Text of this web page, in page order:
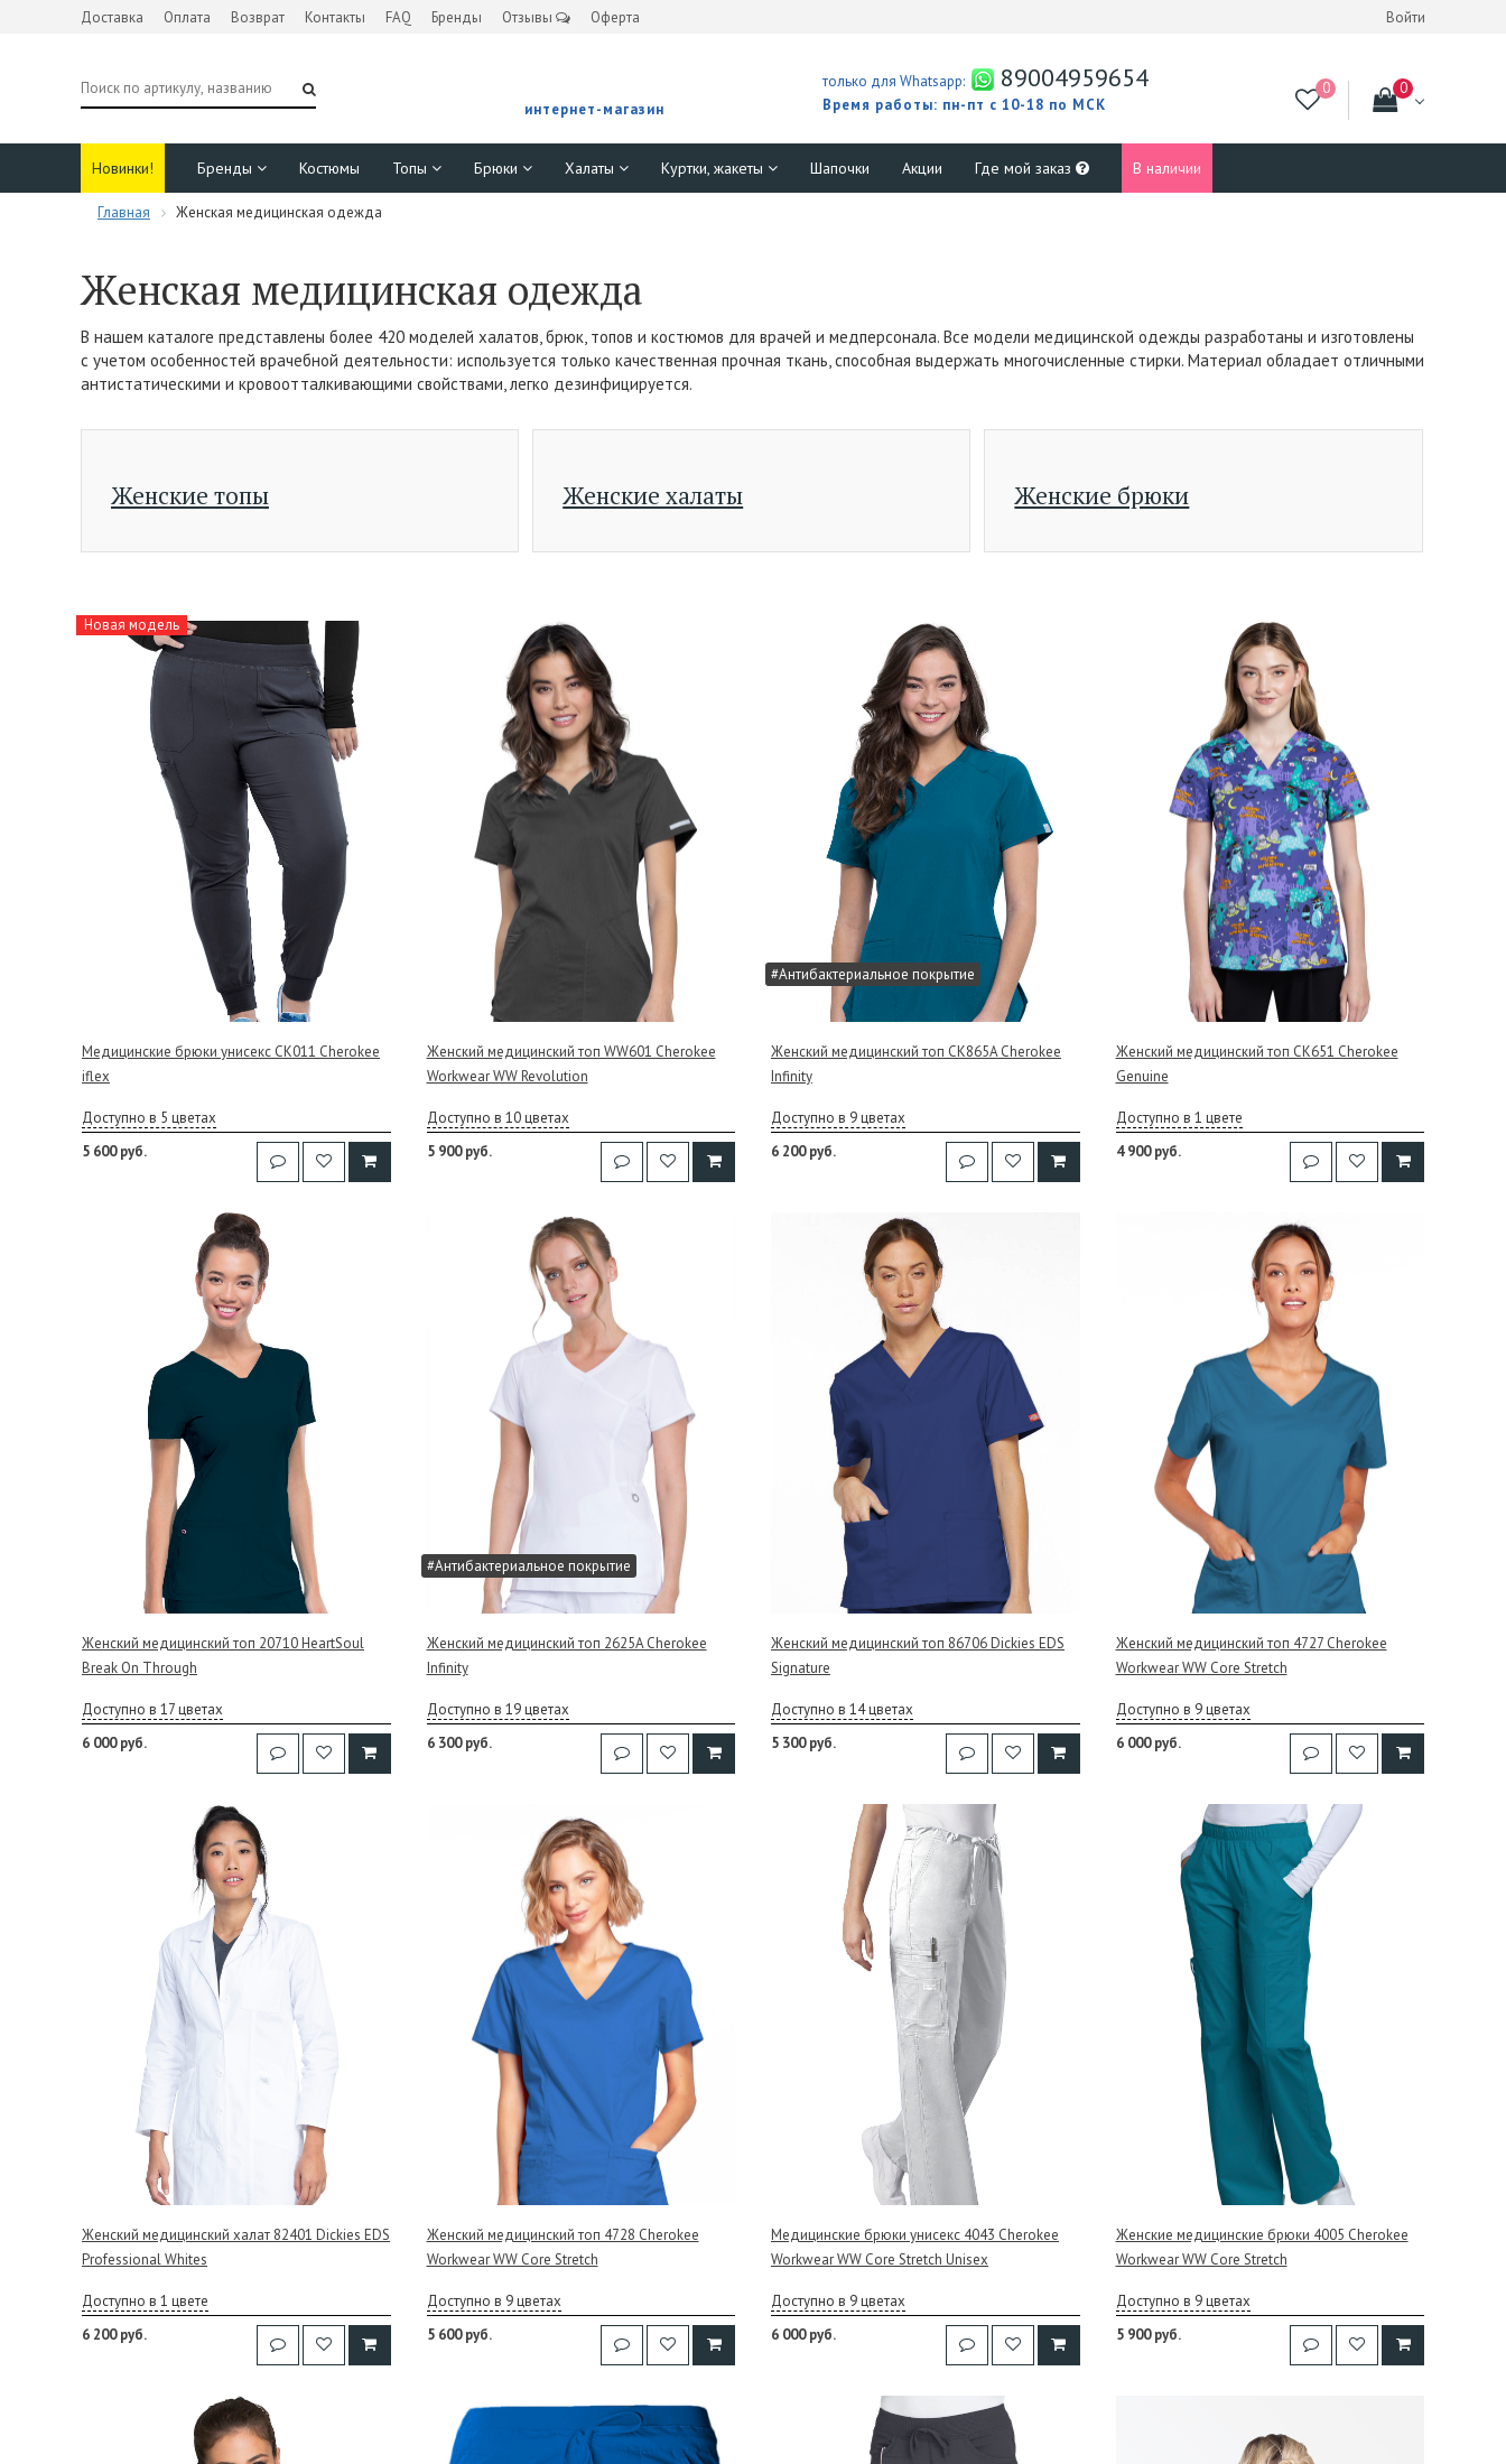
Доставка Оплата Возврат Контакты FAQ Бренды Отзывы Оферта Войти
интернет-магазин
только для Whatsapp: 89004959654
Время работы: пн-пт с 10-18 по МСК
Новинки! Бренды Костюмы Топы Брюки Халаты Куртки, жакеты Шапочки Акции Где мой заказ В наличии
Главная Женская медицинская одежда
Женская медицинская одежда
В нашем каталоге представлены более 420 моделей халатов, брюк, топов и костюмов для врачей и медперсонала. Все модели медицинской одежды разработаны и изготовлены
с учетом особенностей врачебной деятельности: используется только качественная прочная ткань, способная выдержать многочисленные стирки. Материал обладает отличными
антистатическими и кровоотталкивающими свойствами, легко дезинфицируется.
Женские топы Женские халаты Женские брюки
Новая модель
Медицинские брюки унисекс CK011 Cherokee
iflex
Доступно в 5 цветах
5 600 руб.
Женский медицинский топ WW601 Cherokee
Workwear WW Revolution
Доступно в 10 цветах
5 900 руб.
#Антибактериальное покрытие
Женский медицинский топ CK865A Cherokee
Infinity
Доступно в 9 цветах
6 200 руб.
Женский медицинский топ CK651 Cherokee
Genuine
Доступно в 1 цвете
4 900 руб.
Женский медицинский топ 20710 HeartSoul
Break On Through
Доступно в 17 цветах
6 000 руб.
#Антибактериальное покрытие
Женский медицинский топ 2625A Cherokee
Infinity
Доступно в 19 цветах
6 300 руб.
Женский медицинский топ 86706 Dickies EDS
Signature
Доступно в 14 цветах
5 300 руб.
Женский медицинский топ 4727 Cherokee
Workwear WW Core Stretch
Доступно в 9 цветах
6 000 руб.
Женский медицинский халат 82401 Dickies EDS
Professional Whites
Доступно в 1 цвете
6 200 руб.
Женский медицинский топ 4728 Cherokee
Workwear WW Core Stretch
Доступно в 9 цветах
5 600 руб.
Медицинские брюки унисекс 4043 Cherokee
Workwear WW Core Stretch Unisex
Доступно в 9 цветах
6 000 руб.
Женские медицинские брюки 4005 Cherokee
Workwear WW Core Stretch
Доступно в 9 цветах
5 900 руб.